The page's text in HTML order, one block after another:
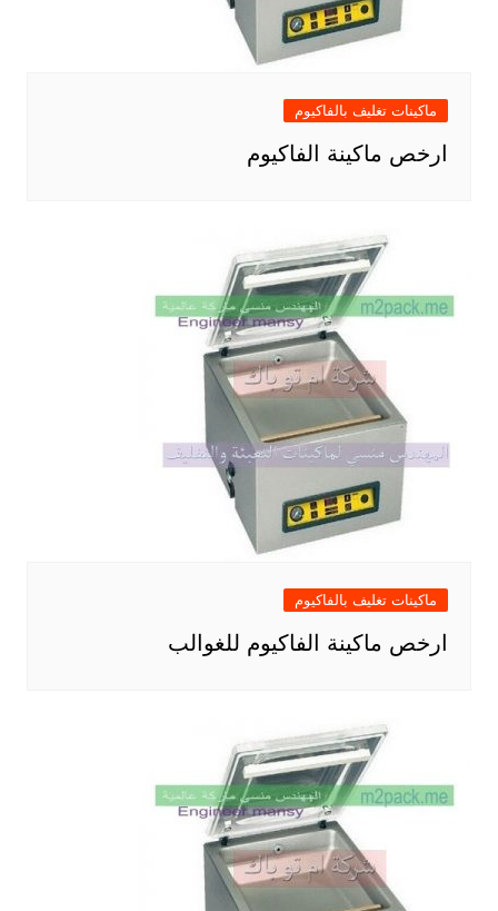
ماكينات تغليف بالفاكيوم
ارخص ماكينة الفاكيوم
ماكينات تغليف بالفاكيوم
ارخص ماكينة الفاكيوم للغوالب